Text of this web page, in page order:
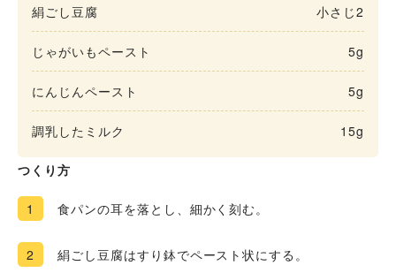
絹ごし豆腐 小さじ2
じゃがいもペースト 5g
にんじんペースト 5g
調乳したミルク 15g
つくり方
1 食パンの耳を落とし、細かく刻む。
2 絹ごし豆腐はすり鉢でペースト状にする。